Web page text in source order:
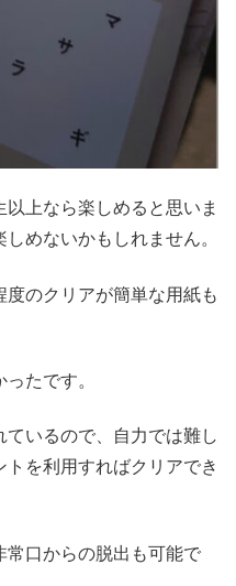
上なら楽しめると思いま
めないかもしれません。
のクリアが簡単な用紙も
たです。
いるので、自力では難し
を利用すればクリアでき
常口からの脱出も可能で